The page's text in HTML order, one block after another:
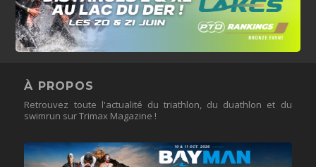
À PROPOS
Retrouvez toute l'actualité du triathlon, du duathlon et du
swimrun sur Trimax Magazine !